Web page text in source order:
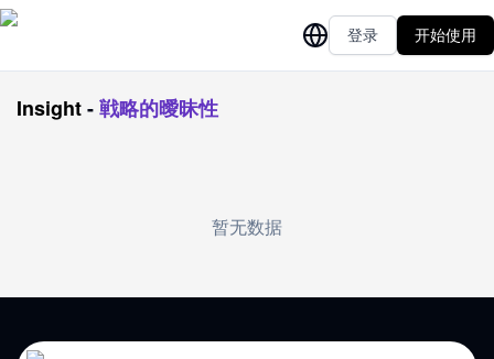
登录 开始使用
Insight-戦略的曖昧性
暂无数据